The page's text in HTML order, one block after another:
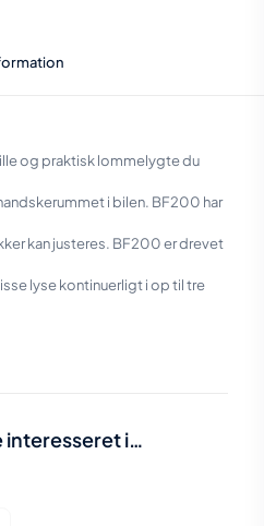
og praktisk lommelygte du
i bilen. BF200 har
kan justeres. BF200 er drevet
lyse kontinuerligt i op til tre
interesseret i…